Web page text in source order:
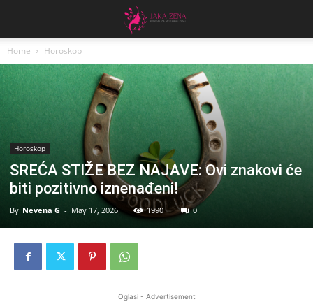
Home Horoskop
Horoskop
SREĆA STIŽE BEZ NAJAVE: Ovi znakovi će
biti pozitivno iznenađeni!
By Nevena G - May 17, 2026 1990 0
Oglasi - Advertisement